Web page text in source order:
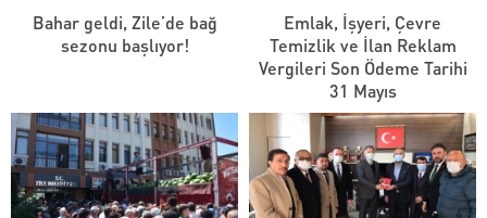
Bahar geldi, Zile’de bağ
sezonu başlıyor!
Emlak, İşyeri, Çevre
Temizlik ve İlan Reklam
Vergileri Son Ödeme Tarihi
31 Mayıs